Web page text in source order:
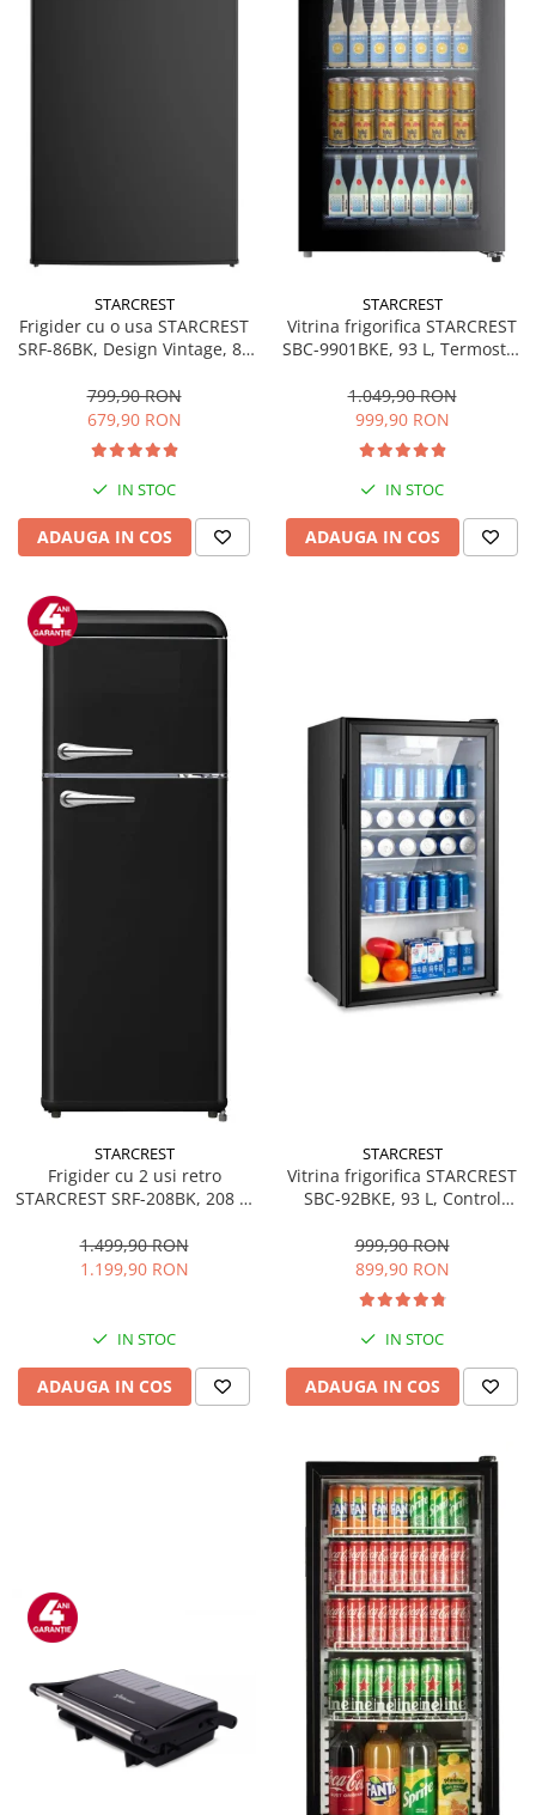
Accesorii aparate climatizare
Aeroterme
Aparate de spalat cu presiune
Climatizare
Purificatoare
Ingrijire personala
Aparate & Accesorii ingrijire
personala
Obiecte sanitare
Accesorii
STARCREST
Frigider cu o usa STARCREST
SRF-86BK, Design Vintage, 85
interioara, H 84 cm, Negru
799,90 RON
679,90 RON
IN STOC
ADAUGA IN COS
STARCREST
Vitrina frigorifica STARCREST
SBC-9901BKE, 93 L, Termostat
sticla, H 84.5 cm, Negru
1.049,90 RON
999,90 RON
IN STOC
ADAUGA IN COS
STARCREST
Frigider cu 2 usi retro
STARCREST SRF-208BK, 208 L,
Iluminare LED, Termostat
Reglabil, H 147 cm, Negru
1.499,90 RON
1.199,90 RON
IN STOC
ADAUGA IN COS
STARCREST
Vitrina frigorifica STARCREST
SBC-92BKE, 93 L, Control
83.2 cm, Negru
999,90 RON
899,90 RON
IN STOC
ADAUGA IN COS